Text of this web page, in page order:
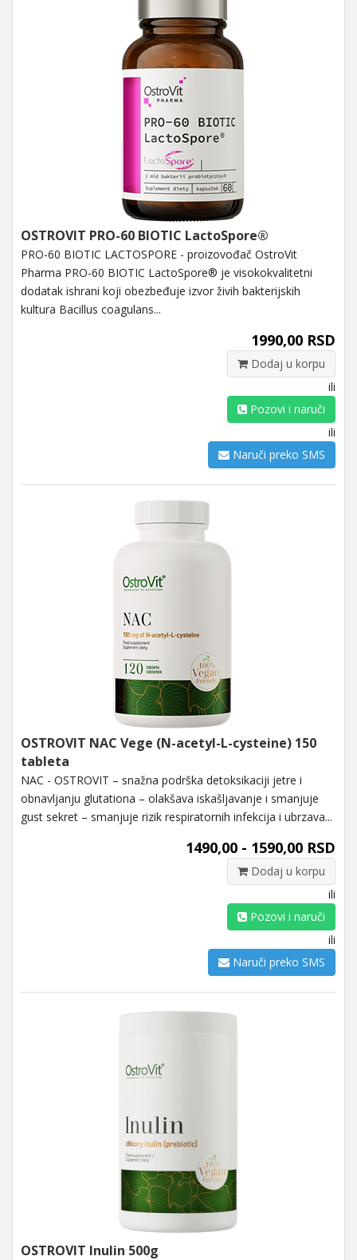
OSTROVIT PRO-60 BIOTIC LactoSpore®
PRO-60 BIOTIC LACTOSPORE - proizovođač OstroVit
Pharma PRO-60 BIOTIC LactoSpore® je visokokvalitetni
dodatak ishrani koji obezbeđuje izvor živih bakterijskih
kultura Bacillus coagulans...
1990,00 RSD
Dodaj u korpu
ili
Pozovi i naruči
ili
Naruči preko SMS
OSTROVIT NAC Vege (N-acetyl-L-cysteine) 150
tableta
NAC - OSTROVIT – snažna podrška detoksikaciji jetre i
obnavljanju glutationa – olakšava iskašljavanje i smanjuje
gust sekret – smanjuje rizik respiratornih infekcija i ubrzava...
1490,00 - 1590,00 RSD
Dodaj u korpu
ili
Pozovi i naruči
ili
Naruči preko SMS
OSTROVIT Inulin 500g